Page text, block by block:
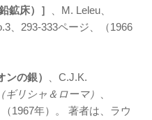
鉱床）］
、M. Leleu、
、293-333ページ、（1966
の銀）
、C.J.K.
リシャ＆ローマ）
1967年）。 著者は、ラウ